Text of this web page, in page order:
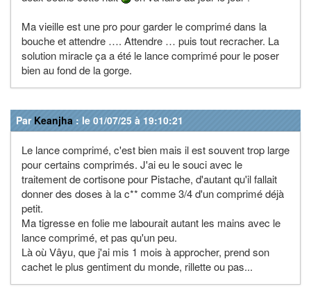
Ma vieille est une pro pour garder le comprimé dans la
bouche et attendre …. Attendre … puis tout recracher. La
solution miracle ça a été le lance comprimé pour le poser
bien au fond de la gorge.
Par Keanjha : le 01/07/25 à 19:10:21
Le lance comprimé, c'est bien mais il est souvent trop large
pour certains comprimés. J'ai eu le souci avec le
traitement de cortisone pour Pistache, d'autant qu'il fallait
donner des doses à la c** comme 3/4 d'un comprimé déjà
petit.
Ma tigresse en folie me labourait autant les mains avec le
lance comprimé, et pas qu'un peu.
Là où Vâyu, que j'ai mis 1 mois à approcher, prend son
cachet le plus gentiment du monde, rillette ou pas...